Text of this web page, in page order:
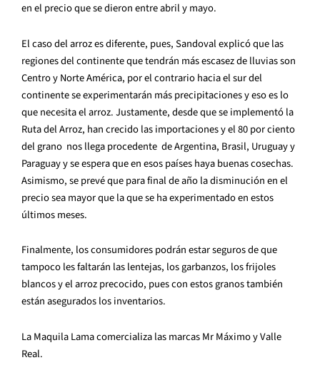
en el precio que se dieron entre abril y mayo.
El caso del arroz es diferente, pues, Sandoval explicó que las
regiones del continente que tendrán más escasez de lluvias son
Centro y Norte América, por el contrario hacia el sur del
continente se experimentarán más precipitaciones y eso es lo
que necesita el arroz. Justamente, desde que se implementó la
Ruta del Arroz, han crecido las importaciones y el 80 por ciento
del grano nos llega procedente de Argentina, Brasil, Uruguay y
Paraguay y se espera que en esos países haya buenas cosechas.
Asimismo, se prevé que para final de año la disminución en el
precio sea mayor que la que se ha experimentado en estos
últimos meses.
Finalmente, los consumidores podrán estar seguros de que
tampoco les faltarán las lentejas, los garbanzos, los frijoles
blancos y el arroz precocido, pues con estos granos también
están asegurados los inventarios.
La Maquila Lama comercializa las marcas Mr Máximo y Valle
Real.